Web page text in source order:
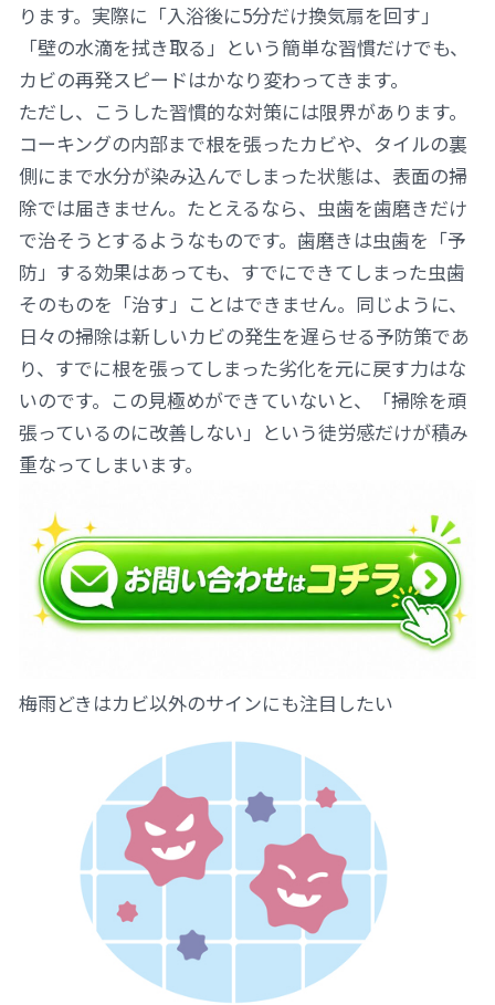
ります。実際に「入浴後に5分だけ換気扇を回す」
「壁の水滴を拭き取る」という簡単な習慣だけでも、
カビの再発スピードはかなり変わってきます。
ただし、こうした習慣的な対策には限界があります。
コーキングの内部まで根を張ったカビや、タイルの裏
側にまで水分が染み込んでしまった状態は、表面の掃
除では届きません。たとえるなら、虫歯を歯磨きだけ
で治そうとするようなものです。歯磨きは虫歯を「予
防」する効果はあっても、すでにできてしまった虫歯
そのものを「治す」ことはできません。同じように、
日々の掃除は新しいカビの発生を遅らせる予防策であ
り、すでに根を張ってしまった劣化を元に戻す力はな
いのです。この見極めができていないと、「掃除を頑
張っているのに改善しない」という徒労感だけが積み
重なってしまいます。
梅雨どきはカビ以外のサインにも注目したい